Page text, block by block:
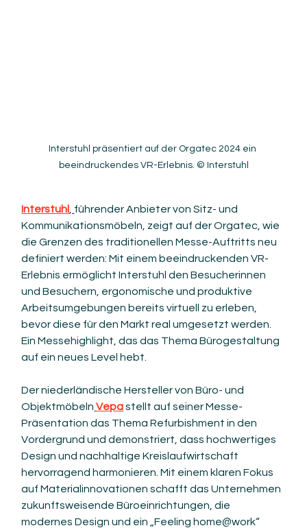
Interstuhl präsentiert auf der Orgatec 2024 ein
beeindruckendes VR-Erlebnis. © Interstuhl
Interstuhl führender Anbieter von Sitz- und
Kommunikationsmöbeln, zeigt auf der Orgatec, wie
die Grenzen des traditionellen Messe-Auftritts neu
definiert werden: Mit einem beeindruckenden VR-
Erlebnis ermöglicht Interstuhl den Besucherinnen
und Besuchern, ergonomische und produktive
Arbeitsumgebungen bereits virtuell zu erleben,
bevor diese für den Markt real umgesetzt werden.
Ein Messehighlight, das das Thema Bürogestaltung
auf ein neues Level hebt.
Der niederländische Hersteller von Büro- und
Objektmöbeln Vepa stellt auf seiner Messe-
Präsentation das Thema Refurbishment in den
Vordergrund und demonstriert, dass hochwertiges
Design und nachhaltige Kreislaufwirtschaft
hervorragend harmonieren. Mit einem klaren Fokus
auf Materialinnovationen schafft das Unternehmen
zukunftsweisende Büroeinrichtungen, die
modernes Design und ein „Feeling home@work“